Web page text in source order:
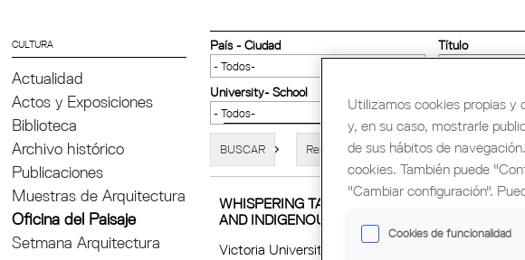
CULTURA
Actualidad
Actos y Exposiciones
Biblioteca
Archivo histórico
Publicaciones
Muestras de Arquitectura
Oficina del Paisaje
Setmana Arquitectura
País - Ciudad Título
University- School
WHISPERING TALES: USING TECHNOLOGY TO
AND INDIGENOUS VALUES
Victoria University of Wellington
Utilizamos cookies propias y
y, en su caso, mostrarle
de sus hábitos de
cookies. También puede
"Cambiar configuración".
Cookies de funcionalidad